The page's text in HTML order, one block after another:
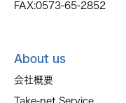
FAX:0573-65-2852
About us
会社概要